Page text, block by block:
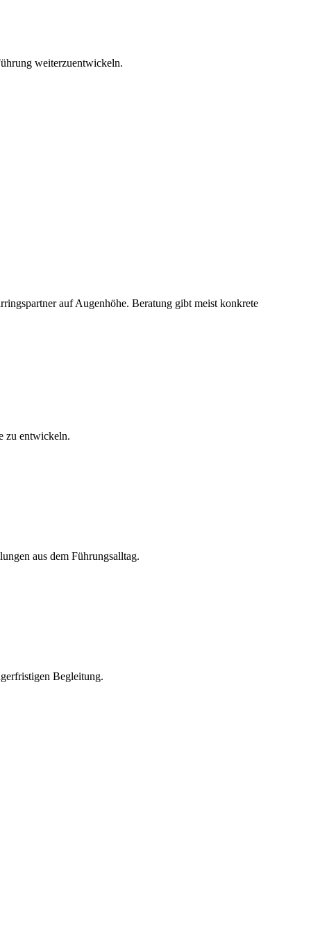
weiterzuentwickeln.
auf Augenhöhe. Beratung gibt meist konkrete
zu entwickeln.
aus dem Führungsalltag.
Begleitung.